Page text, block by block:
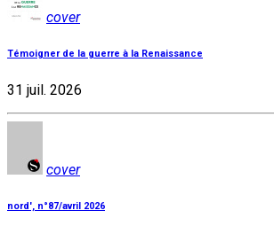
cover
Témoigner de la guerre à la Renaissance
31 juil. 2026
cover
nord', n°87/avril 2026